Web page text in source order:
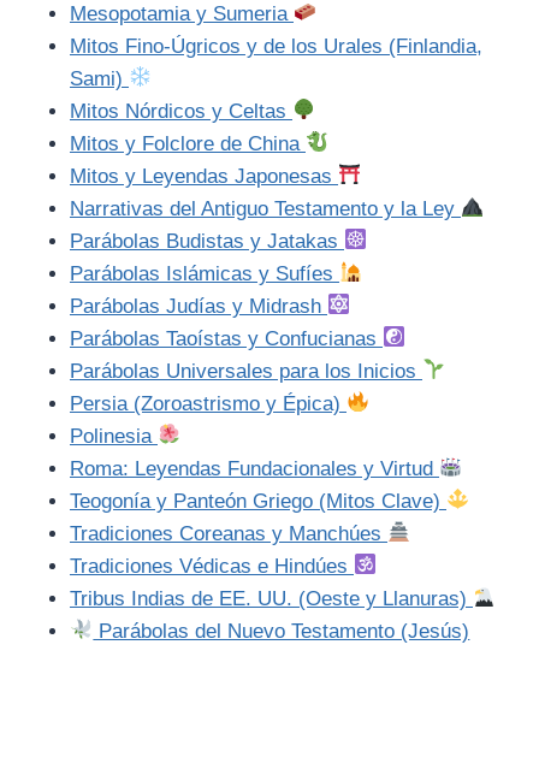
Mesopotamia y Sumeria
Mitos Fino-Úgricos y de los Urales (Finlandia,
Sami)
Mitos Nórdicos y Celtas
Mitos y Folclore de China
Mitos y Leyendas Japonesas
Narrativas del Antiguo Testamento y la Ley
Parábolas Budistas y Jatakas
Parábolas Islámicas y Sufíes
Parábolas Judías y Midrash
Parábolas Taoístas y Confucianas
Parábolas Universales para los Inicios
Persia (Zoroastrismo y Épica)
Polinesia
Roma: Leyendas Fundacionales y Virtud
Teogonía y Panteón Griego (Mitos Clave)
Tradiciones Coreanas y Manchúes
Tradiciones Védicas e Hindúes
Tribus Indias de EE. UU. (Oeste y Llanuras)
Parábolas del Nuevo Testamento (Jesús)